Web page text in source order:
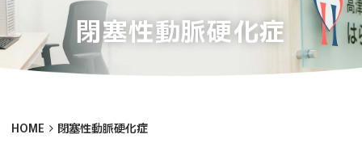
閉塞性動脈硬化症
HOME 閉塞性動脈硬化症